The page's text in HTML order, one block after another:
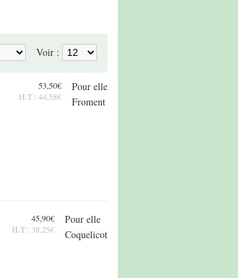
Voir :
Pour elle
Froment
53,50€
H.T : 44,58€
Pour elle
Coquelicot
45,90€
H.T : 38,25€